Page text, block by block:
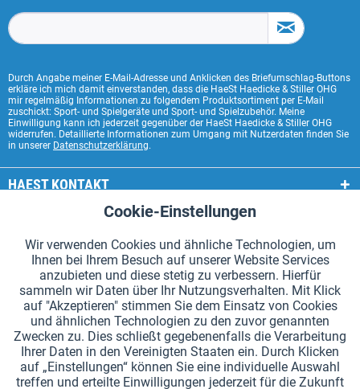
Durch Angabe meiner E-Mail-Adresse und Anklicken des Briefumschlag-Buttons
erkläre ich mich damit einverstanden, dass die HaeSt Haedicke & Stiller OHG
mir regelmäßig Informationen zu folgendem Produktsortiment per E-Mail
zuschickt: Sport- und Spielgeräte und Sport- und Spielzubehör. Meine
Einwilligung kann ich jederzeit gegenüber der HaeSt Haedicke & Stiller OHG
widerrufen. Detaillierte Informationen zum Umgang mit Nutzerdaten finden Sie
in unserer Datenschutzerklärung.
HAEST KONTAKT
HAEST SHOP SERVICE
ALLGEMEINE INFORMATIONEN
ZAHLUNGSARTEN
*Alle Preise inkl. Mehrwertsteuer zzgl.Versandkosten.
Cookie-Einstellungen Kataloge anfordern
Aktiv
Tracking Aktiv
Cookie-Einstellungen
Wir verwenden Cookies und ähnliche Technologien, um
Ihnen bei Ihrem Besuch auf unserer Website Services
anzubieten und diese stetig zu verbessern. Hierfür
sammeln wir Daten über Ihr Nutzungsverhalten. Mit Klick
auf "Akzeptieren" stimmen Sie dem Einsatz von Cookies
und ähnlichen Technologien zu den zuvor genannten
Zwecken zu. Dies schließt gegebenenfalls die Verarbeitung
Ihrer Daten in den Vereinigten Staaten ein. Durch Klicken
auf „Einstellungen“ können Sie eine individuelle Auswahl
treffen und erteilte Einwilligungen jederzeit für die Zukunft